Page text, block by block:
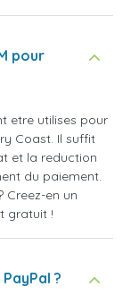
pour
etre utilises pour
Coast. Il suffit
et la reduction
du paiement.
en un
gratuit !
?